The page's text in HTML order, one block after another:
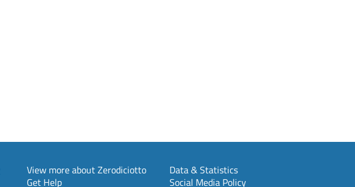
View more about Zerodiciotto
Get Help
Data & Statistics
Social Media Policy